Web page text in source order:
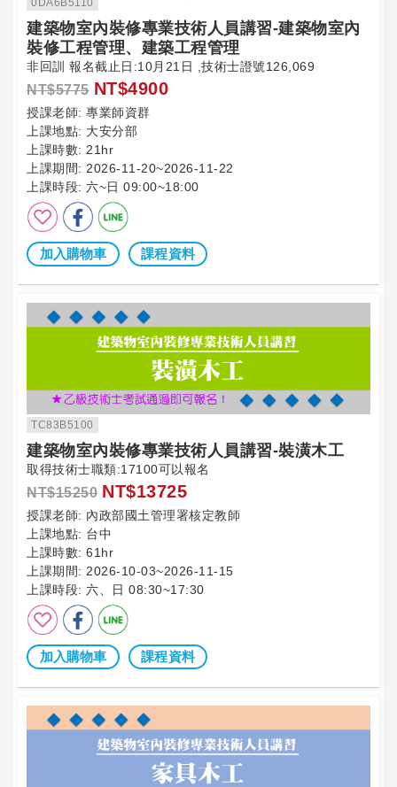
0DA6B5110
建築物室內裝修專業技術人員講習-建築物室內
裝修工程管理、建築工程管理
非回訓 報名截止日:10月21日 ,技術士證號126,069
NT$5775 NT$4900
授課老師: 專業師資群
上課地點: 大安分部
上課時數: 21hr
上課期間: 2026-11-20~2026-11-22
上課時段: 六~日 09:00~18:00
加入購物車 課程資料
TC83B5100
建築物室內裝修專業技術人員講習-裝潢木工
取得技術士職類:17100可以報名
NT$15250 NT$13725
授課老師: 內政部國土管理署核定教師
上課地點: 台中
上課時數: 61hr
上課期間: 2026-10-03~2026-11-15
上課時段: 六、日 08:30~17:30
加入購物車 課程資料